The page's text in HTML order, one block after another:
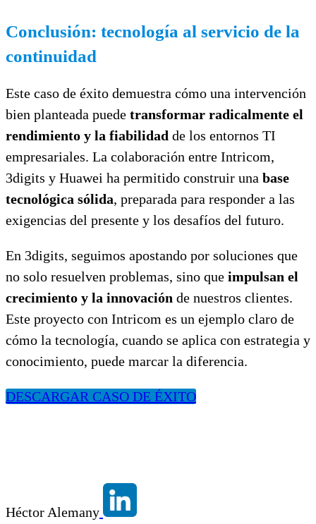
Conclusión: tecnología al servicio de la
continuidad
Este caso de éxito demuestra cómo una intervención
bien planteada puede transformar radicalmente el
rendimiento y la fiabilidad de los entornos TI
empresariales. La colaboración entre Intricom,
3digits y Huawei ha permitido construir una base
tecnológica sólida, preparada para responder a las
exigencias del presente y los desafíos del futuro.
En 3digits, seguimos apostando por soluciones que
no solo resuelven problemas, sino que impulsan el
crecimiento y la innovación de nuestros clientes.
Este proyecto con Intricom es un ejemplo claro de
cómo la tecnología, cuando se aplica con estrategia y
conocimiento, puede marcar la diferencia.
DESCARGAR CASO DE ÉXITO
Héctor Alemany